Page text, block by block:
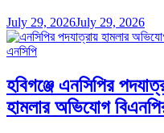
July 29, 2026July 29, 2026
এনসিপি
হবিগঞ্জে এনসিপির
হামলার অভিযোগ